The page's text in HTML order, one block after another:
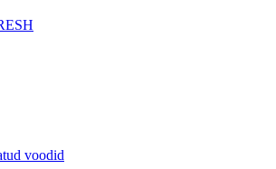
voodid